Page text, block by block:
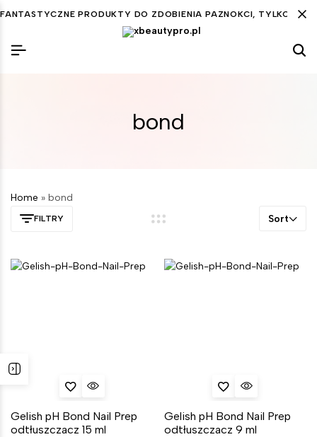
FANTASTYCZNE PRODUKTY DO ZDOBIENIA PAZNOKCI, TYLKO DLA
bond
Home » bond
FILTRY Sort
Gelish pH Bond Nail Prep
odtłuszczacz 15 ml
Gelish pH Bond Nail Prep
odtłuszczacz 9 ml